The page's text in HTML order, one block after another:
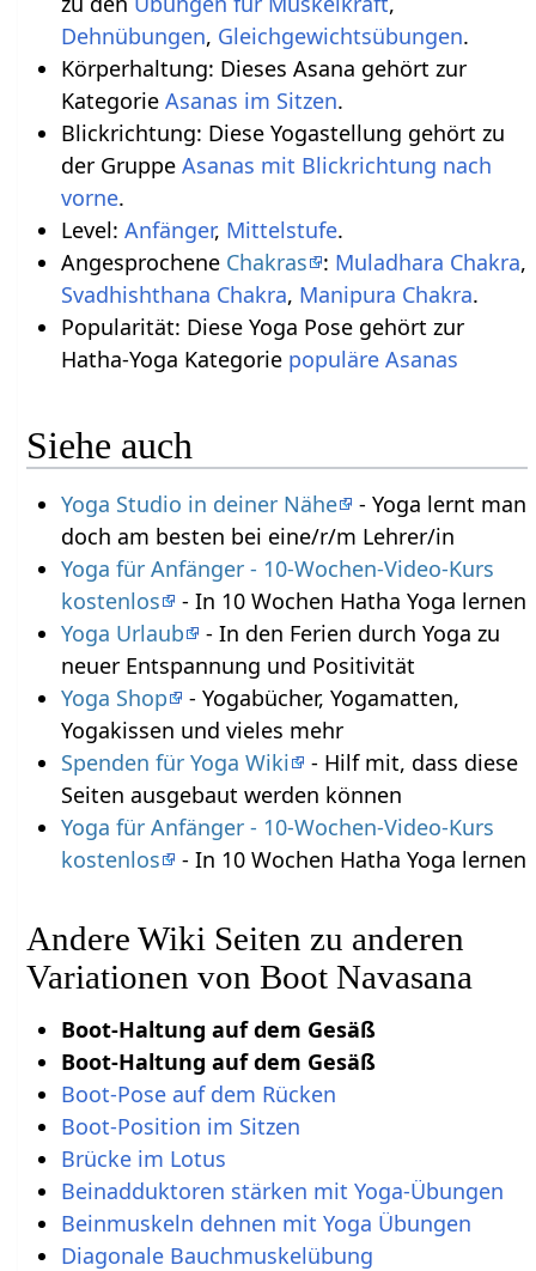
Dehnübungen, Gleichgewichtsübungen.
Körperhaltung: Dieses Asana gehört zur
Kategorie Asanas im Sitzen.
Blickrichtung: Diese Yogastellung gehört zu
der Gruppe Asanas mit Blickrichtung nach
vorne.
Level: Anfänger, Mittelstufe.
Angesprochene Chakras : Muladhara Chakra,
Svadhishthana Chakra, Manipura Chakra.
Popularität: Diese Yoga Pose gehört zur
Hatha-Yoga Kategorie populäre Asanas
Siehe auch
Yoga Studio in deiner Nähe
- Yoga lernt man
doch am besten bei eine/r/m Lehrer/in
Yoga für Anfänger - 10-Wochen-Video-Kurs
kostenlos
- In 10 Wochen Hatha Yoga lernen
Yoga Urlaub
- In den Ferien durch Yoga zu
neuer Entspannung und Positivität
Yoga Shop
- Yogabücher, Yogamatten,
Yogakissen und vieles mehr
Spenden für Yoga Wiki
- Hilf mit, dass diese
Seiten ausgebaut werden können
Yoga für Anfänger - 10-Wochen-Video-Kurs
kostenlos
- In 10 Wochen Hatha Yoga lernen
Andere Wiki Seiten zu anderen
Variationen von Boot Navasana
Boot-Haltung auf dem Gesäß
Boot-Haltung auf dem Gesäß
Boot-Pose auf dem Rücken
Boot-Position im Sitzen
Brücke im Lotus
Beinadduktoren stärken mit Yoga-Übungen
Beinmuskeln dehnen mit Yoga Übungen
Diagonale Bauchmuskelübung